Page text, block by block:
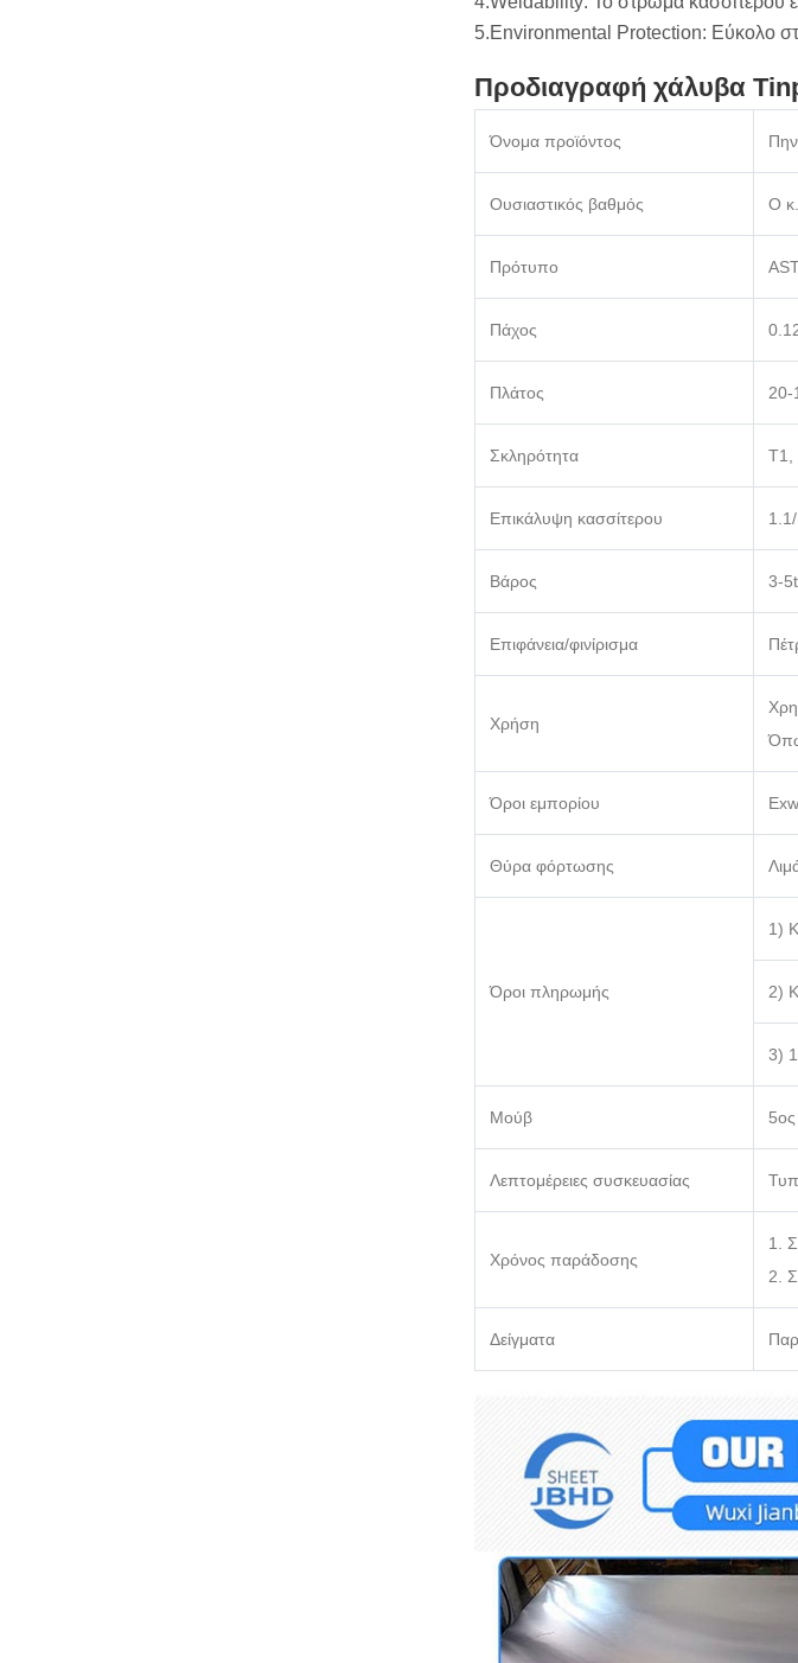
‌5.Environmental Protection‌: Εύκολο
Προδιαγραφή χάλυβα
Όνομα προϊόντος
Ουσιαστικός βαθμός Ο
Πρότυπο
Πάχος
Πλάτος 20-
Σκληρότητα T1,
Επικάλυψη κασσίτερου
Βάρος 3-
Επιφάνεια/φινίρισμα
Χρήση
Όροι εμπορίου
Θύρα φόρτωσης
Όροι πληρωμής
1)
2)
3)
Μούβ 5ος
Λεπτομέρειες συσκευασίας
Χρόνος παράδοσης
1.
2.
Δείγματα